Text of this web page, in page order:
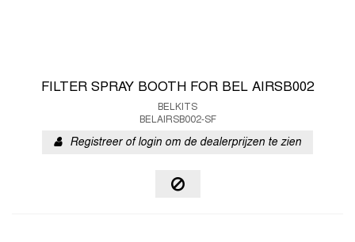
FILTER SPRAY BOOTH FOR BEL AIRSB002
BELKITS
BELAIRSB002-SF
Registreer of login om de dealerprijzen te zien